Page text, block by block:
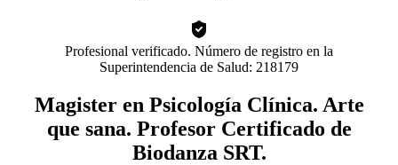
Profesional verificado. Número de registro en la
Superintendencia de Salud: 218179
Magister en Psicología Clínica. Arte
que sana. Profesor Certificado de
Biodanza SRT.